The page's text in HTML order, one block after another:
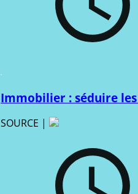
Immobilier : séduire
SOURCE |